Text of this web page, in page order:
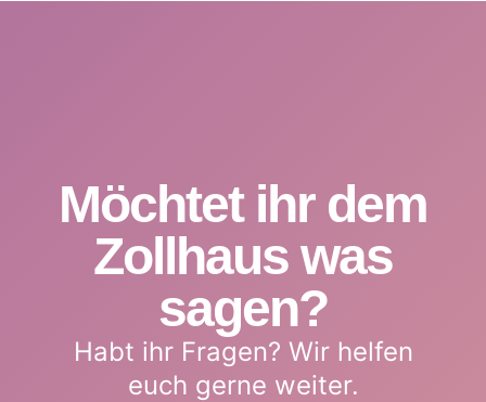
Möchtet ihr dem
Zollhaus was
sagen?
Habt ihr Fragen? Wir helfen
euch gerne weiter.